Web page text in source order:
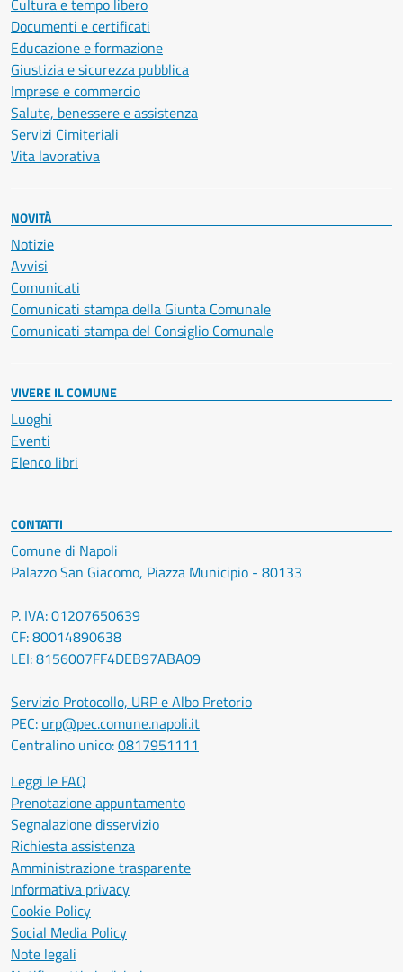
Cultura e tempo libero
Documenti e certificati
Educazione e formazione
Giustizia e sicurezza pubblica
Imprese e commercio
Salute, benessere e assistenza
Servizi Cimiteriali
Vita lavorativa
NOVITÀ
Notizie
Avvisi
Comunicati
Comunicati stampa della Giunta Comunale
Comunicati stampa del Consiglio Comunale
VIVERE IL COMUNE
Luoghi
Eventi
Elenco libri
CONTATTI
Comune di Napoli
Palazzo San Giacomo, Piazza Municipio - 80133
P. IVA: 01207650639
CF: 80014890638
LEI: 8156007FF4DEB97ABA09
Servizio Protocollo, URP e Albo Pretorio
PEC: urp@pec.comune.napoli.it
Centralino unico:0817951111
Leggi le FAQ
Prenotazione appuntamento
Segnalazione disservizio
Richiesta assistenza
Amministrazione trasparente
Informativa privacy
Cookie Policy
Social Media Policy
Note legali